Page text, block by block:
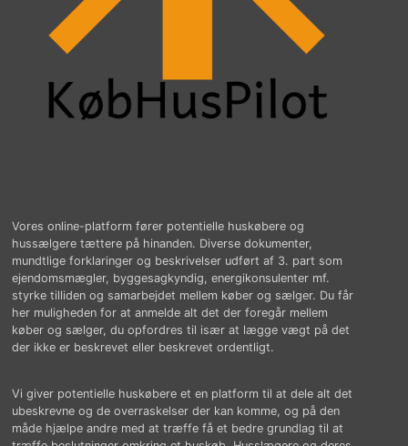
Vores online-platform fører potentielle huskøbere og
hussælgere tættere på hinanden. Diverse dokumenter,
mundtlige forklaringer og beskrivelser udført af 3. part som
ejendomsmægler, byggesagkyndig, energikonsulenter mf.
styrke tilliden og samarbejdet mellem køber og sælger. Du får
her muligheden for at anmelde alt det der foregår mellem
køber og sælger, du opfordres til især at lægge vægt på det
der ikke er beskrevet eller beskrevet ordentligt.
Vi giver potentielle huskøbere et en platform til at dele alt det
ubeskrevne og de overraskelser der kan komme, og på den
måde hjælpe andre med at træffe få et bedre grundlag til at